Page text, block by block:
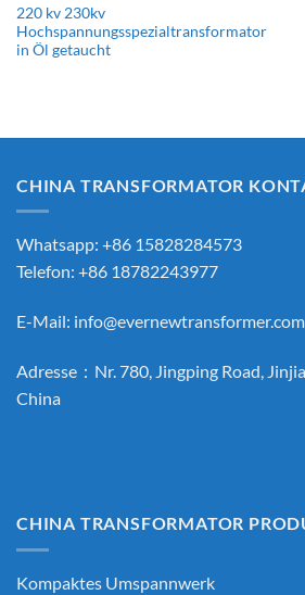
220 kv 230kv
Hochspannungsspezialtransformator
in Öl getaucht
CHINA TRANSFORMATOR
Whatsapp: +86 15828284573
Telefon: +86 18782243977
E-Mail: info@evernewtransformer.com
Adresse：Nr. 780, Jingping Road,
China
CHINA TRANSFORMATOR
Kompaktes Umspannwerk